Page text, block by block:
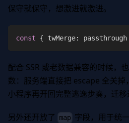
保守就保守，想激进就激进。
const { twMerge: passthrough
配合 SSR 或老数据兼容的时候，
数：服务端直接把 escape 全关
小程序再开回完整逃逸步奏，迁移
另外还开放了 map 字段，用于统